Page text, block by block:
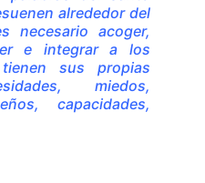
alrededor del
necesario acoger,
e integrar a los
sus propias
miedos,
capacidades,